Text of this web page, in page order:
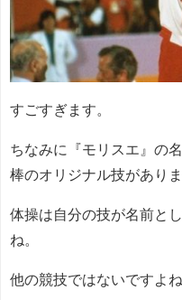
すごすぎます。
ちなみに『モリスエ』の
棒のオリジナル技がありま
体操は自分の技が名前と
ね。
他の競技ではないですよね